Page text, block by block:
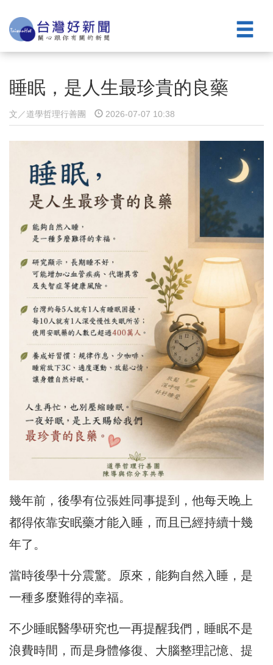
睡眠，是人生最珍貴的良藥
文／道學哲理⾏善團 2026-07-07 10:38
幾年前，後學有位張姓同事提到，他每天晚上
都得依靠安眠藥才能入睡，而且已經持續十幾
年了。
當時後學十分震驚。原來，能夠自然入睡，是
一種多麼難得的幸福。
不少睡眠醫學研究也一再提醒我們，睡眠不是
浪費時間，而是身體修復、大腦整理記憶、提